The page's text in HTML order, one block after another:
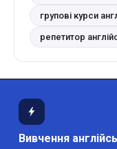
групові курси
репетитор
Вивчення